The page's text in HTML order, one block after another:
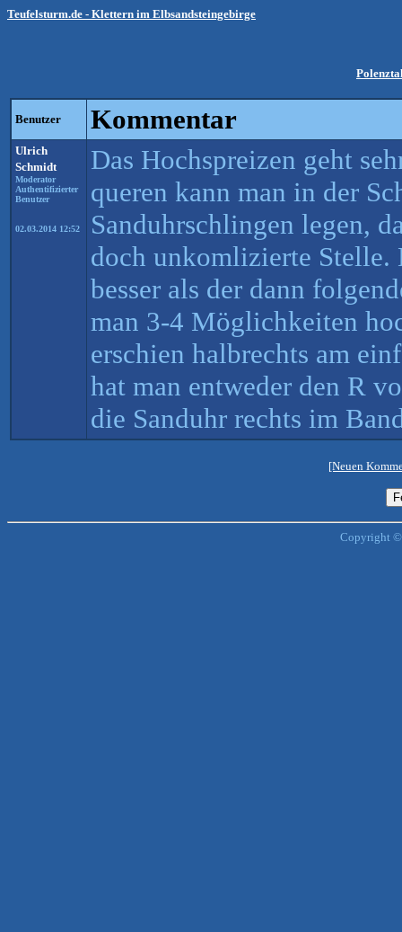
Teufelsturm.de - Klettern im Elbsandsteingebirge
Benutzer Kommentar
Ulrich
Schmidt
Moderator
Authentifizierter
Benutzer
02.03.2014 12:52
Das Hochspreizen geht
queren kann man in der
Sanduhrschlingen legen,
doch unkomlizierte Stelle.
besser als der dann
man 3-4 Möglichkeiten
erschien halbrechts am
hat man entweder den R
die Sanduhr rechts im
[Neuen
Copyright ©